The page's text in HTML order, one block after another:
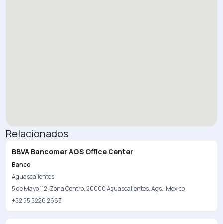
Relacionados
BBVA Bancomer AGS Office Center
Banco
Aguascalientes
5 de Mayo 112, Zona Centro, 20000 Aguascalientes, Ags., Mexico
+52 55 5226 2663